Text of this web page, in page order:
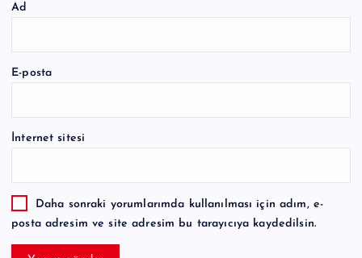
Ad
E-posta
İnternet sitesi
Daha sonraki yorumlarımda kullanılması için adım, e-
posta adresim ve site adresim bu tarayıcıya kaydedilsin.